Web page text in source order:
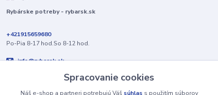
Rybárske potreby - rybarsk.sk
+421915659680
Po-Pia 8-17 hod.So 8-12 hod.
info@rybarsk.sk
Spracovanie cookies
Náš e-shop a partneri potrebujú Váš súhlas s použitím súborov